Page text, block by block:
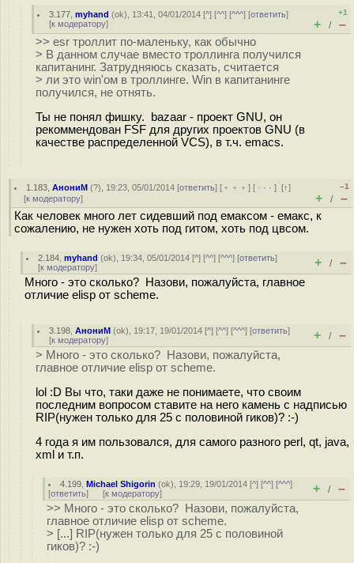
3.177 ,myhand (ok), 13:41, 04/01/2014 [^] [^^] [^^^] [ответить]
[к модератору]
+1
+ / –
>> esr троллит по-маленьку, как обычно
> В данном случае вместо троллинга получился
капитанинг. Затрудняюсь сказать, считается
> ли это win'ом в троллинге. Win в капитанинге
получился, не отнять.
Ты не понял фишку. bazaar - проект GNU, он
рекоммендован FSF для других проектов GNU (в
качестве распределенной VCS), в т.ч. emacs.
1.183 ,АнониМ (?), 19:23, 05/01/2014 [ответить] [ ﹢﹢﹢] [ · · ·][↑]
[к модератору]
–1
+ / –
Как человек много лет сидевший под емаксом - емакс, к
сожалению, не нужен хоть под гитом, хоть под цвсом.
2.184 ,myhand (ok), 19:34, 05/01/2014 [^] [^^] [^^^] [ответить]
[к модератору] + / –
Много - это сколько? Назови, пожалуйста, главное
отличие elisp от scheme.
3.198 ,АнониМ (ok), 19:17, 19/01/2014 [^] [^^] [^^^] [ответить]
[к модератору] + / –
> Много - это сколько? Назови, пожалуйста,
главное отличие elisp от scheme.
lol :D Вы что, таки даже не понимаете, что своим
последним вопросом ставите на него камень с надписью
RIP(нужен только для 25 с половиной гиков)? :-)
4 года я им пользовался, для самого разного perl, qt, java,
xml и т.п.
4.199 ,Michael Shigorin (ok), 19:29, 19/01/2014 [^] [^^] [^^^]
[ответить] [к модератору] + / –
>> Много - это сколько? Назови, пожалуйста,
главное отличие elisp от scheme.
> [...] RIP(нужен только для 25 с половиной
гиков)? :-)